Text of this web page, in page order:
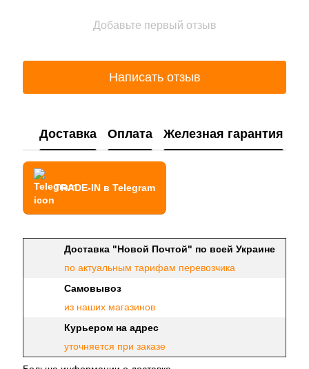
Добавьте первый отзыв
Написать отзыв
Доставка Оплата Железная гарантия
TRADE-IN в Telegram
Доставка "Новой Почтой" по всей Украине
по актуальным тарифам перевозчика
Самовывоз
из наших магазинов
Курьером на адрес
уточняется при заказе